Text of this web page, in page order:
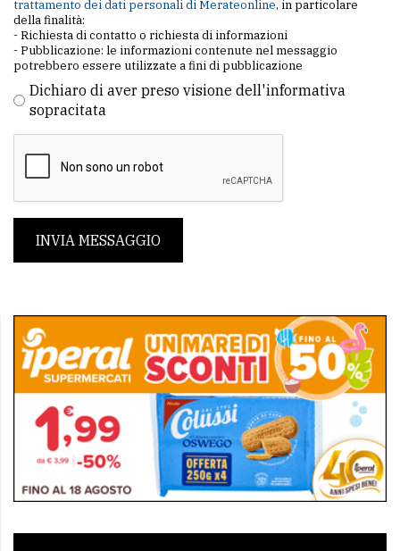
trattamento dei dati personali di Merateonline, in particolare
della finalità:
- Richiesta di contatto o richiesta di informazioni
- Pubblicazione: le informazioni contenute nel messaggio
potrebbero essere utilizzate a fini di pubblicazione
Dichiaro di aver preso visione dell'informativa
sopracitata
INVIA MESSAGGIO